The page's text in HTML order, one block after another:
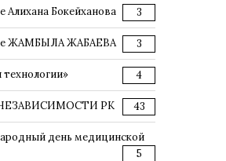
Алихана Бокейханова 3
ЖАМБЫЛА ЖАБАЕВА 3
технологии» 4
РК 43
день медицинской
5